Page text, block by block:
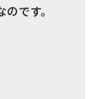
です。